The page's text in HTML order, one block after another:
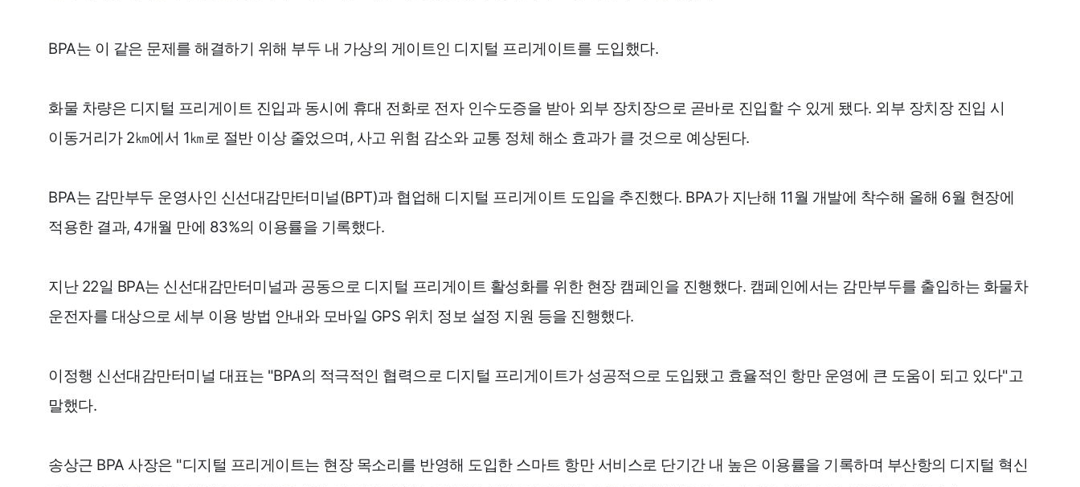
팔고 사고 이용안내 공지사항 이용후기
BPA는 이 같은 문제를 해결하기 위해 부두 내 가상의 게이트인 디지털 프리게이트를 도입했다.
화물 차량은 디지털 프리게이트 진입과 동시에 휴대 전화로 전자 인수도증을 받아 외부 장치장으로 곧바로 진입할 수 있게 됐다. 외부 장치장 진입 시
이동거리가 2㎞에서 1㎞로 절반 이상 줄었으며, 사고 위험 감소와 교통 정체 해소 효과가 클 것으로 예상된다.
BPA는 감만부두 운영사인 신선대감만터미널(BPT)과 협업해 디지털 프리게이트 도입을 추진했다. BPA가 지난해 11월 개발에 착수해 올해 6월 현장에
적용한 결과, 4개월 만에 83%의 이용률을 기록했다.
지난 22일 BPA는 신선대감만터미널과 공동으로 디지털 프리게이트 활성화를 위한 현장 캠페인을 진행했다. 캠페인에서는 감만부두를 출입하는 화물차
운전자를 대상으로 세부 이용 방법 안내와 모바일 GPS 위치 정보 설정 지원 등을 진행했다.
이정행 신선대감만터미널 대표는 "BPA의 적극적인 협력으로 디지털 프리게이트가 성공적으로 도입됐고 효율적인 항만 운영에 큰 도움이 되고 있다"고
말했다.
송상근 BPA 사장은 "디지털 프리게이트는 현장 목소리를 반영해 도입한 스마트 항만 서비스로 단기간 내 높은 이용률을 기록하며 부산항의 디지털 혁신